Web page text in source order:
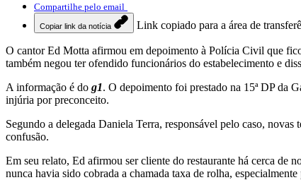
Compartilhe pelo email
Copiar link da notícia Link copiado para a área de
O cantorEd Motta afirmou em depoimento à Polícia Civil que
também negou ter ofendido funcionários do estabelecimento e
A informação é do g1. O depoimento foi prestado na 15ª DP da
injúria por preconceito.
Segundo a delegada Daniela Terra, responsável pelo caso,
confusão.
Em seu relato, Ed afirmou ser cliente do restaurante há cerca de
nunca havia sido cobrada a chamada taxa de rolha,